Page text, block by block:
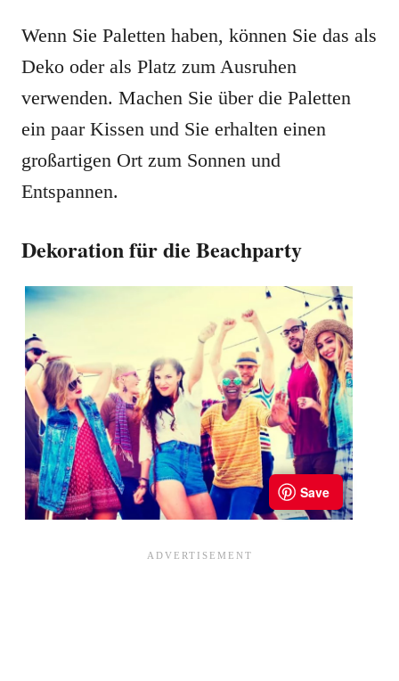
Wenn Sie Paletten haben, können Sie das als
Deko oder als Platz zum Ausruhen
verwenden. Machen Sie über die Paletten
ein paar Kissen und Sie erhalten einen
großartigen Ort zum Sonnen und
Entspannen.
Dekoration für die Beachparty